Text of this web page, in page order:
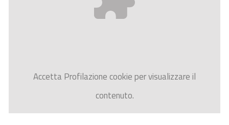
AccettaProfilazionecookie per visualizzare il
contenuto.